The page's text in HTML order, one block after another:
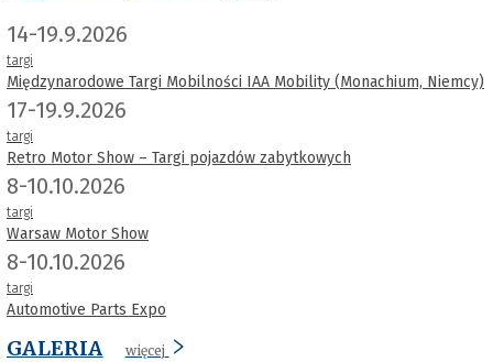
14-19.9.2026
targi
Międzynarodowe Targi Mobilności IAA Mobility (Monachium, Niemcy)
17-19.9.2026
targi
Retro Motor Show – Targi pojazdów zabytkowych
8-10.10.2026
targi
Warsaw Motor Show
8-10.10.2026
targi
Automotive Parts Expo
GALERIA więcej